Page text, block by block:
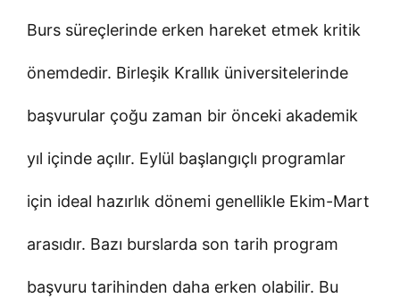
Burs süreçlerinde erken hareket etmek kritik
önemdedir. Birleşik Krallık üniversitelerinde
başvurular çoğu zaman bir önceki akademik
yıl içinde açılır. Eylül başlangıçlı programlar
için ideal hazırlık dönemi genellikle Ekim-Mart
arasıdır. Bazı burslarda son tarih program
başvuru tarihinden daha erken olabilir. Bu